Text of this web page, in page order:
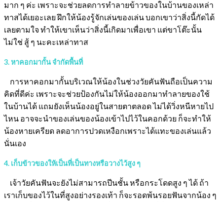
มาก ๆ ค่ะ เพราะจะช่วยลดการทำลายข้าวของในบ้านของเหล่า
ทาสได้เยอะเลย ฝึกให้น้องรู้จักเล่นของเล่น บอกเขาว่าสิ่งนี้กัดได้
เลยตามใจ ทำให้เขาเห็นว่าสิ่งนี้เกิดมาเพื่อเขา แต่ขาโต๊ะนั้น
ไม่ใช่ สู้ ๆ นะคะเหล่าทาส
3. หาคอกมากั้น จำกัดพื้นที่
การหาคอกมากั้นบริเวณให้น้องในช่วงวัยคันฟันถือเป็นความ
คิดที่ดีค่ะ เพราะจะช่วยป้องกันไม่ให้น้องออกมาทำลายของใช้
ในบ้านได้ แถมยังเห็นน้องอยู่ในสายตาตลอด ไม่ได้วิ่งหนีหายไป
ไหน อาจจะนำของเล่นของน้องเข้าไปไว้ในคอกด้วย ก็จะทำให้
น้องหายเครียด ลดอาการปวดเหงือกเพราะได้แทะของเล่นแล้ว
นั่นเอง
4. เก็บข้าวของให้เป็นที่เป็นทางหรือวางไว้สูง ๆ
เจ้าวัยคันฟันจะยังไม่สามารถปีนชั้น หรือกระโดดสูง ๆ ได้ ถ้า
เราเก็บของไว้ในที่สูงอย่างรองเท้า ก็จะรอดพ้นรอยฟันจากน้อง ๆ